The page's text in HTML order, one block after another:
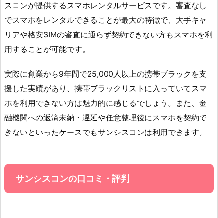
スコンが提供するスマホレンタルサービスです。審査なし
でスマホをレンタルできることが最大の特徴で、大手キャ
リアや格安SIMの審査に通らず契約できない方もスマホを利
用することが可能です。
実際に創業から9年間で25,000人以上の携帯ブラックを支
援した実績があり、携帯ブラックリストに入っていてスマ
ホを利用できない方は魅力的に感じるでしょう。また、金
融機関への返済未納・遅延や任意整理後にスマホを契約で
きないといったケースでもサンシスコンは利用できます。
サンシスコンの口コミ・評判